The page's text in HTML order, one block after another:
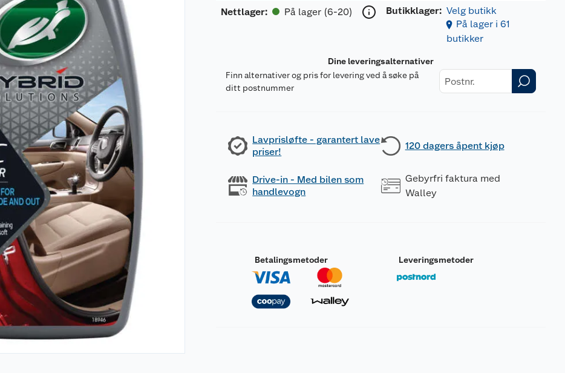
Nettlager: På lager (6-20) Butikklager: Velg butikk
På lager i 61
butikker
Dine leveringsalternativer
Finn alternativer og pris for levering ved å søke på
ditt postnummer
Lavprisløfte - garantert lave
priser!
120 dagers åpent kjøp
Drive-in - Med bilen som
handlevogn
Gebyrfri faktura med
Walley
Betalingsmetoder Leveringsmetoder